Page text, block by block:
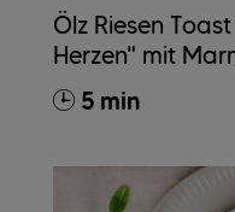
Ölz Riesen
Herzen" mit
5 min